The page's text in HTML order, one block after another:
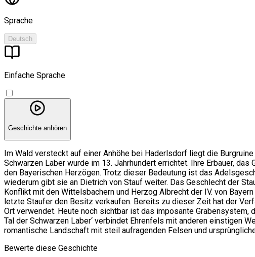
Sprache
Deutsch
Einfache Sprache
Geschichte anhören
Im Wald versteckt auf einer Anhöhe bei Haderlsdorf liegt die
Schwarzen Laber wurde im 13. Jahrhundert errichtet. Ihre Erbauer,
den Bayerischen Herzögen. Trotz dieser Bedeutung ist das
wiederum gibt sie an Dietrich von Stauf weiter. Das Geschlecht der
Konflikt mit den Wittelsbachern und Herzog Albrecht der IV. von
letzte Staufer den Besitz verkaufen. Bereits zu dieser Zeit hat der
Ort verwendet. Heute noch sichtbar ist das imposante Grabensystem,
Tal der Schwarzen Laber‘ verbindet Ehrenfels mit anderen einstigen
romantische Landschaft mit steil aufragenden Felsen und
Bewerte diese Geschichte